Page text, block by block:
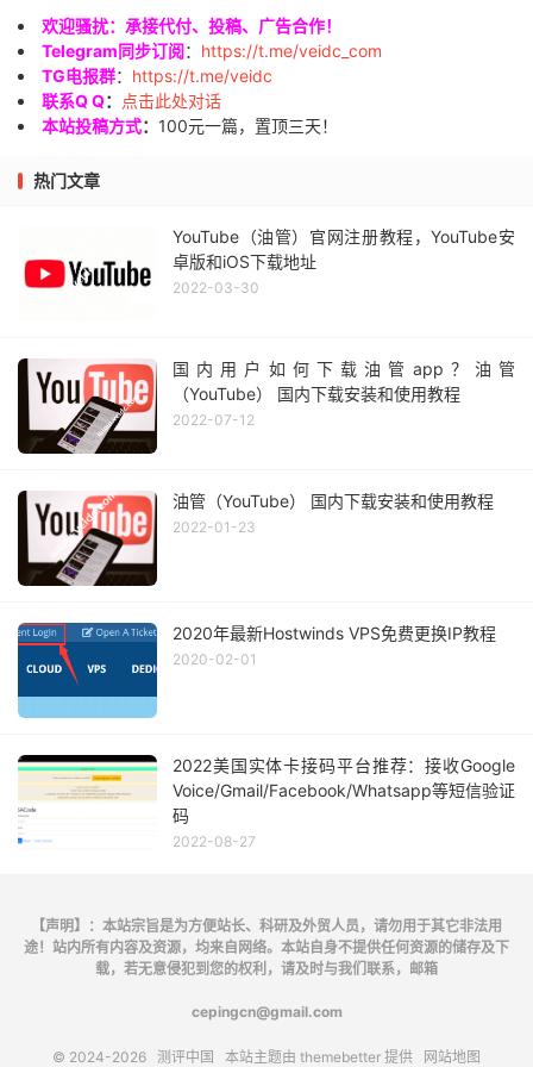
欢迎骚扰：承接代付、投稿、广告合作！
Telegram同步订阅： https://t.me/veidc_com
TG电报群： https://t.me/veidc
联系Q Q：
点击此处对话
本站投稿方式： 100元一篇，置顶三天！
热门文章
YouTube（油管）官网注册教程，YouTube安
卓版和iOS下载地址
2022-03-30
国内用户如何下载油管app？油管
（YouTube） 国内下载安装和使用教程
2022-07-12
油管（YouTube） 国内下载安装和使用教程
2022-01-23
2020年最新Hostwinds VPS免费更换IP教程
2020-02-01
2022美国实体卡接码平台推荐：接收Google
Voice/Gmail/Facebook/Whatsapp等短信验证
码
2022-08-27
【声明】：本站宗旨是为方便站长、科研及外贸人员，请勿用于其它非法用
途！站内所有内容及资源，均来自网络。本站自身不提供任何资源的储存及下
载，若无意侵犯到您的权利，请及时与我们联系，邮箱
cepingcn@gmail.com
© 2024-2026 测评中国 本站主题由 themebetter 提供 网站地图